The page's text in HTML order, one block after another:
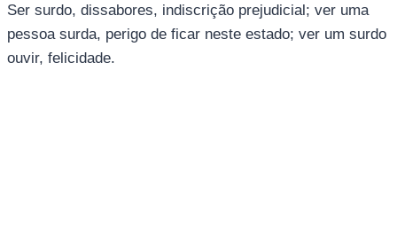
Ser surdo, dissabores, indiscrição prejudicial; ver uma
pessoa surda, perigo de ficar neste estado; ver um surdo
ouvir, felicidade.